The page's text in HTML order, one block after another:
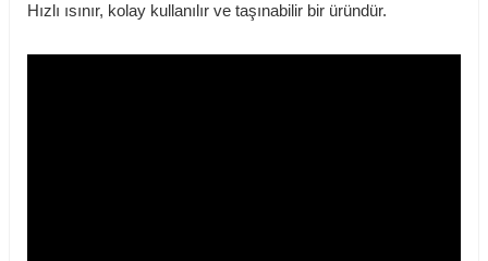
Hızlı ısınır, kolay kullanılır ve taşınabilir bir üründür.